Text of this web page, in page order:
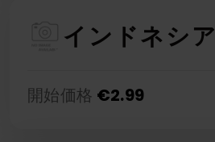
インドネシア
開始価格 €2.99